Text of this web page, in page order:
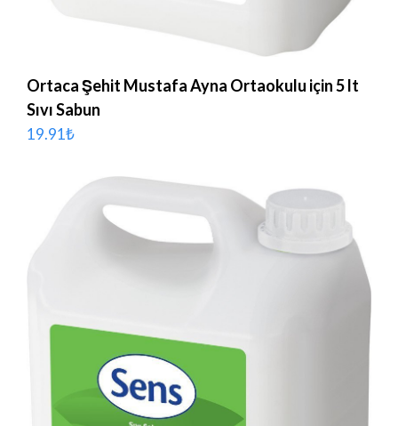
Ortaca Şehit Mustafa Ayna Ortaokulu için 5 lt
Sıvı Sabun
19.91₺